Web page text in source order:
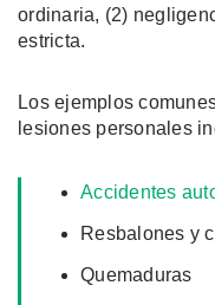
ordinaria, (2)
estricta.
Los ejemplos
lesiones personales
Accidentes
Resbalones y
Quemaduras